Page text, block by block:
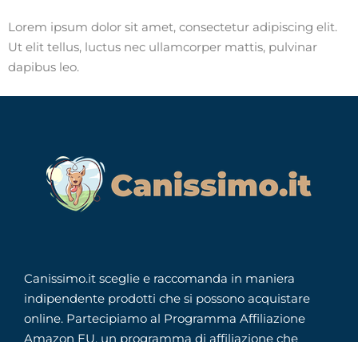
Lorem ipsum dolor sit amet, consectetur adipiscing elit.
Ut elit tellus, luctus nec ullamcorper mattis, pulvinar
dapibus leo.
Canissimo.it sceglie e raccomanda in maniera
indipendente prodotti che si possono acquistare
online. Partecipiamo al Programma Affiliazione
Amazon EU, un programma di affiliazione che